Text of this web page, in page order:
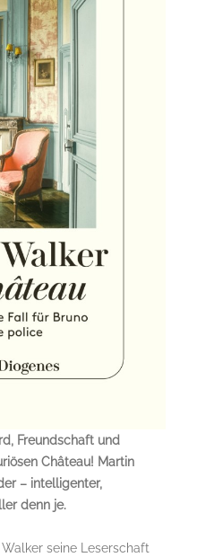
Freundschaft und
Château! Martin
– intelligenter,
denn je.
seine Leserschaft